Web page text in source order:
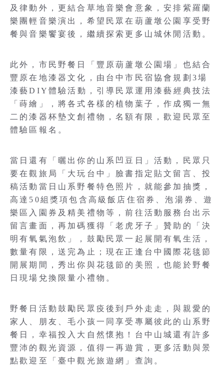
及律動外，更結合草地音樂會意象，安排紫羅蘭
樂團輕音樂演出，希望民眾在葫蘆墩公園享受野
餐與音樂饗宴後，繼續探索更多山城休閒活動。
此外，市民野餐日「豐原葫蘆墩公園場」也結合
豐原在地漆器文化，由台中市民宿協會規劃3場
漆藝DIY體驗活動，引導民眾運用漆藝經典技法
「蒔繪」，將各式各樣的植物葉子，作成獨一無
二的漆器杯墊文創禮物，名額有限，歡迎民眾至
體驗區報名。
當日還有「曬出你的山系凹豆日」活動，民眾只
要在觀旅局「大玩台中」臉書指定貼文留言、投
稿活動當日山系野餐特色照片，就能參加抽獎，
高達50組獎項包含高級飯店住宿券、泡湯券、遊
樂區入園券及精美禮物等，前往活動服務台出示
留言畫面，再加碼獲得「老虎牙子」贊助的「決
明有氧氣泡飲」，鼓勵民眾一起展開有氧生活，
數量有限，送完為止；現在正逢台中國際花毯節
開展期間，秀出你與花毯節的美照，也能於野餐
日現場兌換限量小禮物。
野餐日活動鼓勵民眾疫後到戶外走走，與親愛的
家人、朋友、毛小孩一同享受專屬彼此的山系野
餐日，幸福投入大自然懷抱！台中山城還有許多
豐沛的觀光資源，值得一再遊賞，更多活動與景
點歡迎至「臺中觀光旅遊網」查詢。